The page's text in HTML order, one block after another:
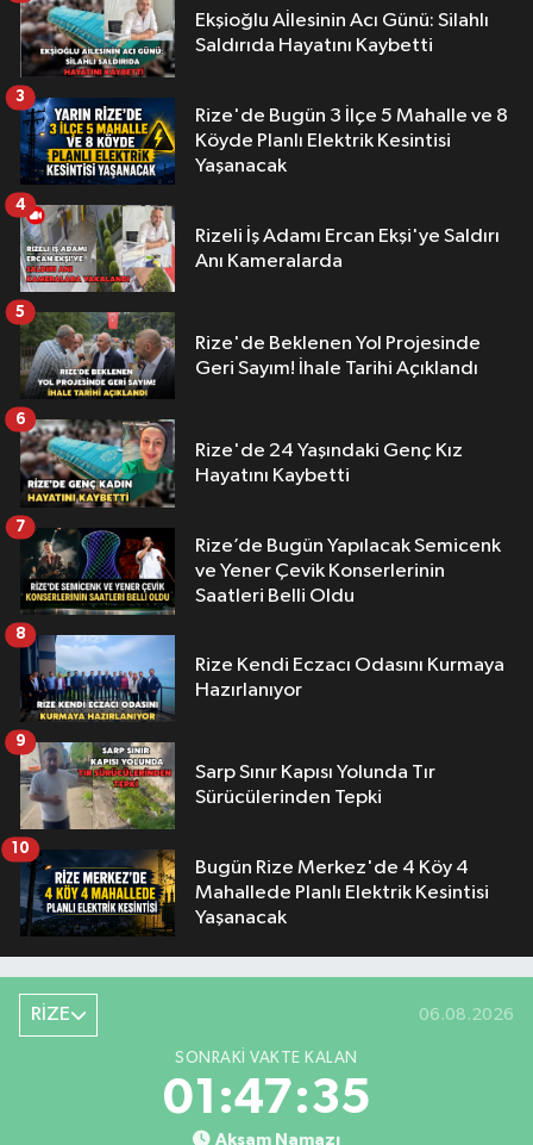
Ekşioğlu Aİlesinin Acı Günü: Silahlı
Saldırıda Hayatını Kaybetti
Rize'de Bugün 3 İlçe 5 Mahalle ve 8
Köyde Planlı Elektrik Kesintisi
Yaşanacak
3
Rizeli İş Adamı Ercan Ekşi'ye Saldırı
Anı Kameralarda
4
Rize'de Beklenen Yol Projesinde
Geri Sayım! İhale Tarihi Açıklandı
5
Rize'de 24 Yaşındaki Genç Kız
Hayatını Kaybetti
6
Rize’de Bugün Yapılacak Semicenk
ve Yener Çevik Konserlerinin
Saatleri Belli Oldu
7
Rize Kendi Eczacı Odasını Kurmaya
Hazırlanıyor
8
Sarp Sınır Kapısı Yolunda Tır
Sürücülerinden Tepki
9
Bugün Rize Merkez'de 4 Köy 4
Mahallede Planlı Elektrik Kesintisi
Yaşanacak
10
RİZE 06.08.2026
SONRAKI VAKTE KALAN
01:47:34
Akşam Namazı